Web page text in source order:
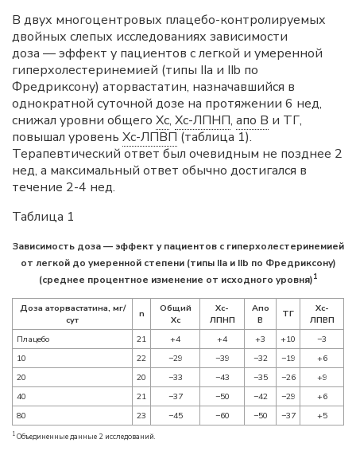
В двух многоцентровых плацебо-контролируемых
двойных слепых исследованиях зависимости
доза — эффект у пациентов с легкой и умеренной
гиперхолестеринемией (типы IIa и IIb по
Фредриксону) аторвастатин, назначавшийся в
однократной суточной дозе на протяжении 6 нед,
снижал уровни общего Хс, Хс-ЛПНП, апо B и ТГ,
повышал уровень Хс-ЛПВП (таблица 1).
Терапевтический ответ был очевидным не позднее 2
нед, а максимальный ответ обычно достигался в
течение 2-4 нед.
Таблица 1
Зависимость доза — эффект у пациентов с гиперхолестеринемией
от легкой до умеренной степени (типы IIa и IIb по Фредриксону)
(среднее процентное изменение от исходного уровня)1
Доза аторвастатина, мг/
сут
n
Общий
Хс
Хс-
ЛПНП
Апо
В
ТГ
Хс-
ЛПВП
Плацебо
21 +4 +4 +3 +10
−3
10
22 −29 −39 −32 −19
+6
20
20 −33 −43 −35 −26
+9
40
21 −37 −50 −42 −29
+6
80
23 −45 −60 −50 −37 +5
1 Объединенные данные 2 исследований.